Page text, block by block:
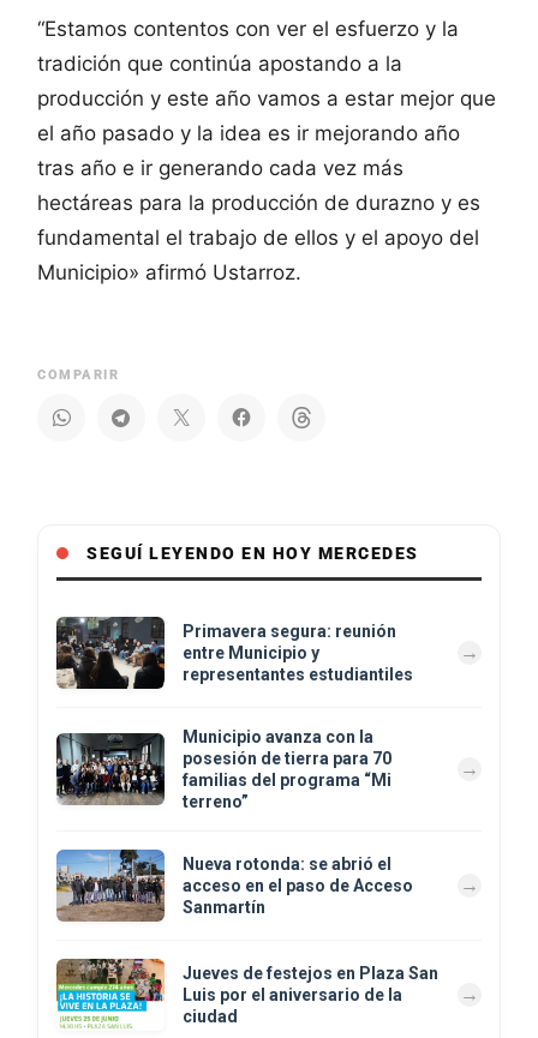
“Estamos contentos con ver el esfuerzo y la
tradición que continúa apostando a la
producción y este año vamos a estar mejor que
el año pasado y la idea es ir mejorando año
tras año e ir generando cada vez más
hectáreas para la producción de durazno y es
fundamental el trabajo de ellos y el apoyo del
Municipio» afirmó Ustarroz.
COMPARIR
SEGUÍ LEYENDO EN HOY MERCEDES
Primavera segura: reunión
entre Municipio y
representantes estudiantiles
Municipio avanza con la
posesión de tierra para 70
familias del programa “Mi
terreno”
Nueva rotonda: se abrió el
acceso en el paso de Acceso
Sanmartín
Jueves de festejos en Plaza San
Luis por el aniversario de la
ciudad